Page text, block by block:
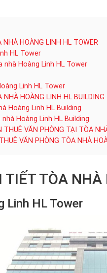
HOÀNG LINH HL TOWER
HL Tower
Hoàng Linh HL Tower
Linh HL Tower
HOÀNG LINH HL BUILDING
Hoàng Linh HL Building
Hoàng Linh HL Building
THUÊ VĂN PHÒNG TẠI TÒA
VĂN PHÒNG TÒA NHÀ
TIẾT TÒA
Linh HL Tower